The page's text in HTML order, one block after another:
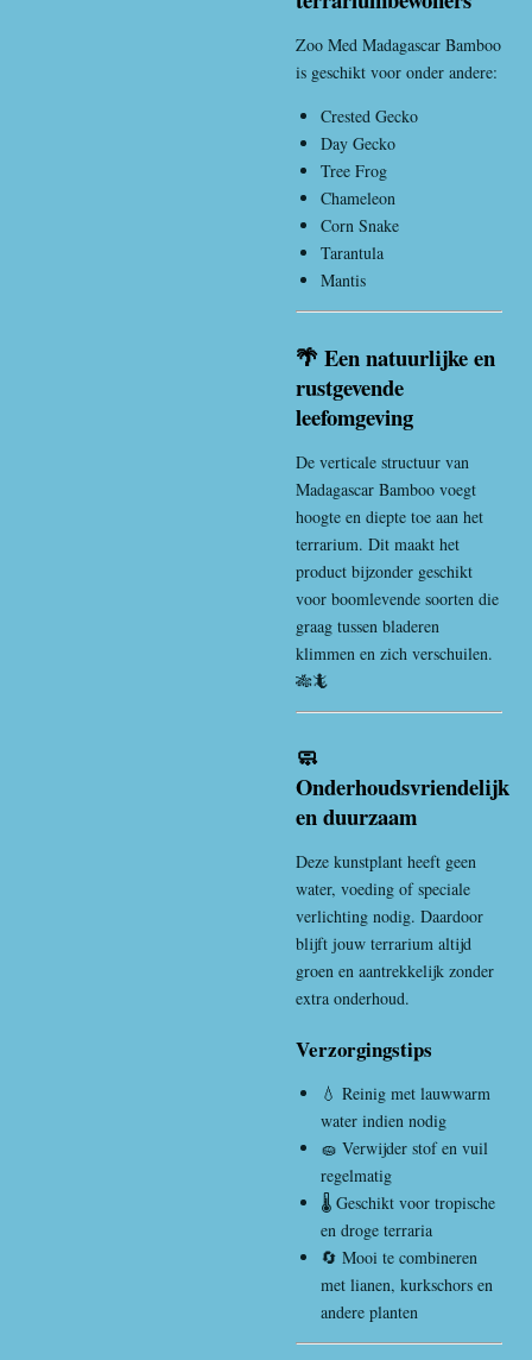
Zoo Med Madagascar Bamboo
is geschikt voor onder andere:
Crested Gecko
Day Gecko
Tree Frog
Chameleon
Corn Snake
Tarantula
Mantis
🌴 Een natuurlijke en
rustgevende
leefomgeving
De verticale structuur van
Madagascar Bamboo voegt
hoogte en diepte toe aan het
terrarium. Dit maakt het
product bijzonder geschikt
voor boomlevende soorten die
graag tussen bladeren
klimmen en zich verschuilen.
🎋🦎
🧼
Onderhoudsvriendelijk
en duurzaam
Deze kunstplant heeft geen
water, voeding of speciale
verlichting nodig. Daardoor
blijft jouw terrarium altijd
groen en aantrekkelijk zonder
extra onderhoud.
Verzorgingstips
💧 Reinig met lauwwarm
water indien nodig
🧽 Verwijder stof en vuil
regelmatig
🌡️ Geschikt voor tropische
en droge terraria
🔄 Mooi te combineren
met lianen, kurkschors en
andere planten